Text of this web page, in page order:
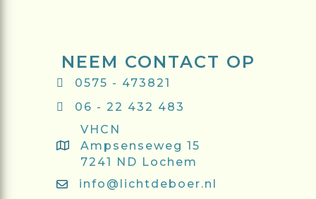
NEEM CONTACT OP
0575 - 473821
06 - 22 432 483
VHCN
Ampsenseweg 15
7241 ND Lochem
info@lichtdeboer.nl